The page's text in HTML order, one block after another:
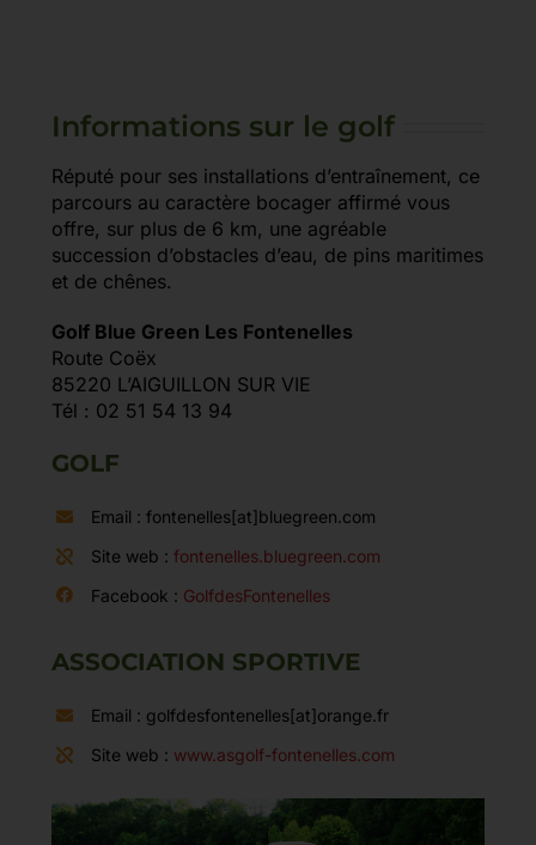
Informations sur le golf
Réputé pour ses installations d’entraînement, ce
parcours au caractère bocager affirmé vous
offre, sur plus de 6 km, une agréable
succession d’obstacles d’eau, de pins maritimes
et de chênes.
Golf Blue Green Les Fontenelles
Route Coëx
85220 L’AIGUILLON SUR VIE
Tél : 02 51 54 13 94
GOLF
Email : fontenelles[at]bluegreen.com
Site web :fontenelles.bluegreen.com
Facebook : GolfdesFontenelles
ASSOCIATION SPORTIVE
Email : golfdesfontenelles[at]orange.fr
Site web : www.asgolf-fontenelles.com